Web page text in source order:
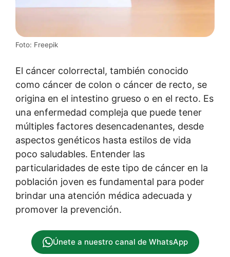
Foto: Freepik
El cáncer colorrectal, también conocido
como cáncer de colon o cáncer de recto, se
origina en el intestino grueso o en el recto. Es
una enfermedad compleja que puede tener
múltiples factores desencadenantes, desde
aspectos genéticos hasta estilos de vida
poco saludables. Entender las
particularidades de este tipo de cáncer en la
población joven es fundamental para poder
brindar una atención médica adecuada y
promover la prevención.
Únete a nuestro canal de WhatsApp